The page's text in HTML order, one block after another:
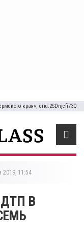
края», erid:2SDnjcfi73Q
2019, 11:54
В